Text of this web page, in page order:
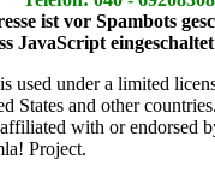
ist vor Spambots
JavaScript
used under a limited
States and other countries.
with or endorsed
Project.